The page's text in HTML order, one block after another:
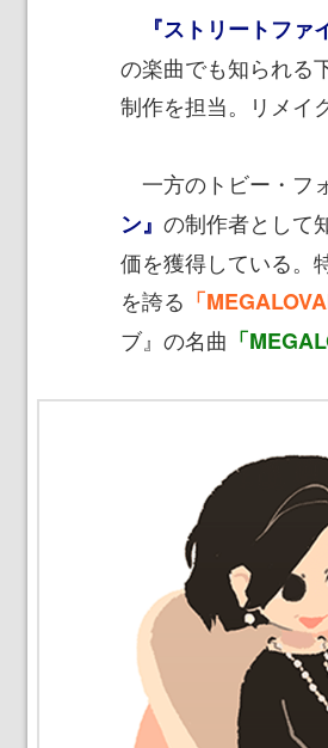
『ストリートファ
の楽曲でも知られる
制作を担当。リメイ
一方のトビー・フ
ン』 の制作者として
価を獲得している。
を誇る 「
ブ』の名曲 「